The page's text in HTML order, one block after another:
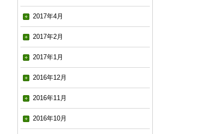
2017年4月
2017年2月
2017年1月
2016年12月
2016年11月
2016年10月